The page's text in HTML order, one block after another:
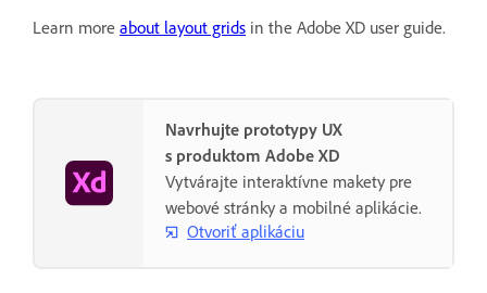
Learn more about layout grids in the Adobe XD user guide.
Navrhujte prototypy UX
s produktom Adobe XD
Vytvárajte interaktívne makety pre
webové stránky a mobilné aplikácie.
Otvoriť aplikáciu